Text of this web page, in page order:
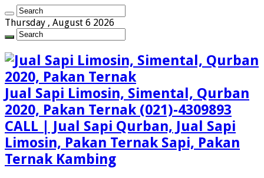
Thursday , August 6 2026
Jual Sapi Limosin, Simental, Qurban
2020, Pakan Ternak (021)-4309893
CALL | Jual Sapi Qurban, Jual Sapi
Limosin, Pakan Ternak Sapi, Pakan
Ternak Kambing